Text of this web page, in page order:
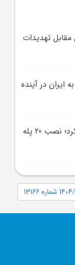
تهديدات
ايران در آينده
رئيس کميته عمران شوراي شهر اعلام کرد؛ نصب 20 پله